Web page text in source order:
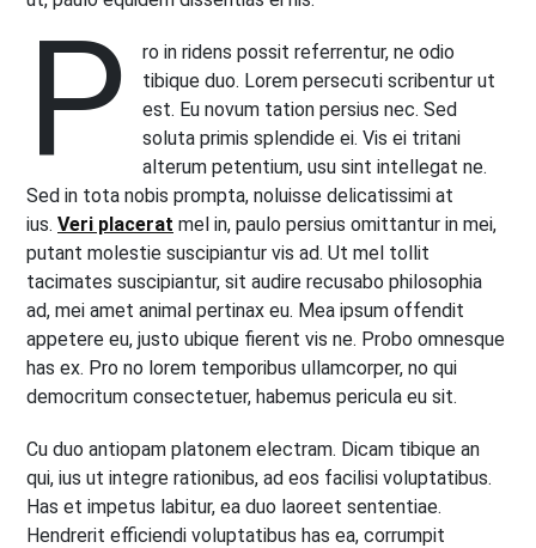
P
ro in ridens possit referrentur, ne odio
tibique duo. Lorem persecuti scribentur ut
est. Eu novum tation persius nec. Sed
soluta primis splendide ei. Vis ei tritani
alterum petentium, usu sint intellegat ne.
Sed in tota nobis prompta, noluisse delicatissimi at
ius. Veri placerat mel in, paulo persius omittantur in mei,
putant molestie suscipiantur vis ad. Ut mel tollit
tacimates suscipiantur, sit audire recusabo philosophia
ad, mei amet animal pertinax eu. Mea ipsum offendit
appetere eu, justo ubique fierent vis ne. Probo omnesque
has ex. Pro no lorem temporibus ullamcorper, no qui
democritum consectetuer, habemus pericula eu sit.
Cu duo antiopam platonem electram. Dicam tibique an
qui, ius ut integre rationibus, ad eos facilisi voluptatibus.
Has et impetus labitur, ea duo laoreet sententiae.
Hendrerit efficiendi voluptatibus has ea, corrumpit